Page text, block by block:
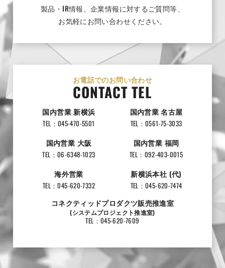
製品・IR情報、企業情報に対するご質問等、
お気軽にお問い合わせください。
お電話でのお問い合わせ
CONTACT TEL
国内営業 新横浜
TEL：045-470-5501
国内営業 名古屋
TEL：0561-75-3033
国内営業 大阪
TEL：06-6348-1023
国内営業 福岡
TEL：092-403-0015
海外営業
TEL：045-620-7332
新横浜本社 (代)
TEL：045-620-7474
コネクティッドプロダクツ販売推進室
(システムプロジェクト推進室)
TEL：045-620-7609